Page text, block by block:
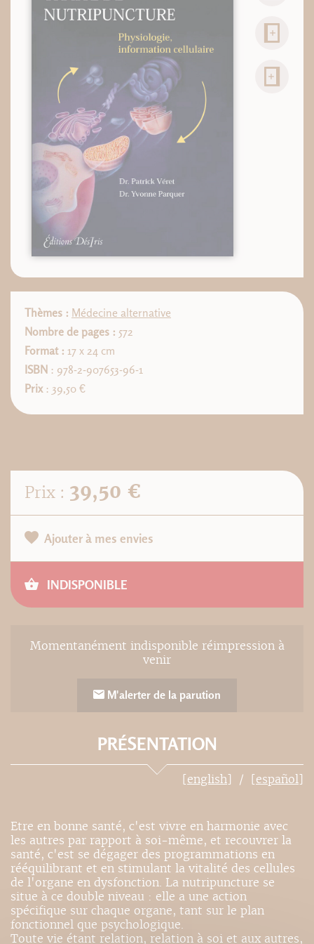
Thèmes : Médecine alternative
Nombre de pages : 572
Format : 17 x 24 cm
ISBN : 978-2-907653-96-1
Prix: 39,50 €
Prix : 39,50 €
Ajouter à mes envies
INDISPONIBLE
Momentanément indisponible réimpression à
venir
M'alerter de la parution
PRÉSENTATION
[english] [español]
Etre en bonne santé, c'est vivre en harmonie avec
les autres par rapport à soi-même, et recouvrer la
santé, c'est se dégager des programmations en
rééquilibrant et en stimulant la vitalité des cellules
de l'organe en dysfonction. La nutripuncture se
situe à ce double niveau : elle a une action
spécifique sur chaque organe, tant sur le plan
fonctionnel que psychologique.
Toute vie étant relation, relation à soi et aux autres,